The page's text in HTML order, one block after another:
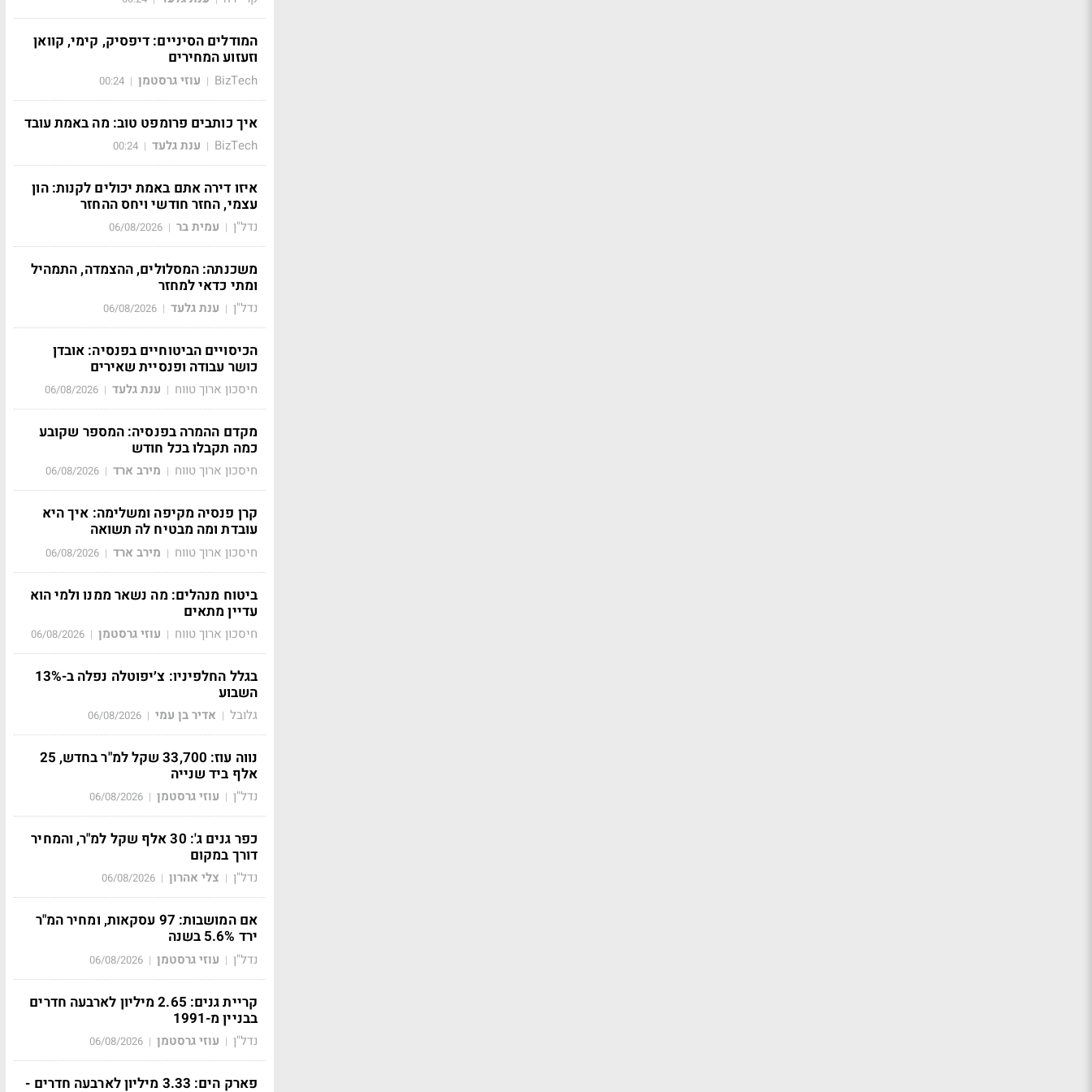
המודלים הסיניים: דיפסיק, קימי, קוואן
וזעזוע המחירים
BizTech
| עוזי גרסטמן |
00:24
איך כותבים פרומפט טוב: מה באמת עובד
BizTech
| ענת גלעד |
00:24
איזו דירה אתם באמת יכולים לקנות: הון
עצמי, החזר חודשי ויחס ההחזר
נדל"ן | עמית בר |
06/08/2026
משכנתה: המסלולים, ההצמדה, התמהיל
ומתי כדאי למחזר
נדל"ן | ענת גלעד |
06/08/2026
הכיסויים הביטוחיים בפנסיה: אובדן
כושר עבודה ופנסיית שאירים
חיסכון ארוך טווח | ענת גלעד |
06/08/2026
מקדם ההמרה בפנסיה: המספר שקובע
כמה תקבלו בכל חודש
חיסכון ארוך טווח | מירב ארד |
06/08/2026
קרן פנסיה מקיפה ומשלימה: איך היא
עובדת ומה מבטיח לה תשואה
חיסכון ארוך טווח | מירב ארד |
06/08/2026
ביטוח מנהלים: מה נשאר ממנו ולמי הוא
עדיין מתאים
חיסכון ארוך טווח | עוזי גרסטמן |
06/08/2026
בגלל החלפיניו: צ׳יפוטלה נפלה ב-13%
השבוע
גלובל | אדיר בן עמי |
06/08/2026
נווה עוז: 33,700 שקל למ"ר בחדש, 25
אלף ביד שנייה
נדל"ן | עוזי גרסטמן |
06/08/2026
כפר גנים ג': 30 אלף שקל למ"ר, והמחיר
דורך במקום
נדל"ן | צלי אהרון |
06/08/2026
אם המושבות: 97 עסקאות, ומחיר המ"ר
ירד 5.6% בשנה
נדל"ן | עוזי גרסטמן |
06/08/2026
קריית גנים: 2.65 מיליון לארבעה חדרים
בבניין מ-1991
נדל"ן | עוזי גרסטמן |
06/08/2026
פארק הים: 3.33 מיליון לארבעה חדרים -